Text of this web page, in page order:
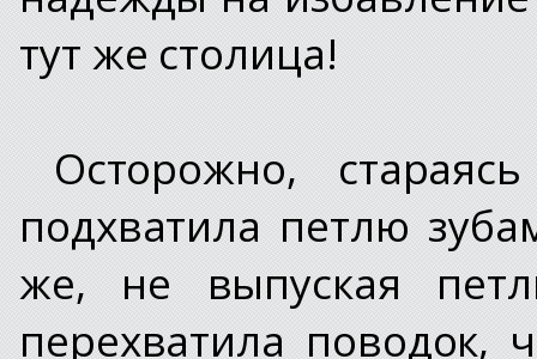
тут же столица!
Осторожно,
подхватила петлю
же, не выпуская
перехватила